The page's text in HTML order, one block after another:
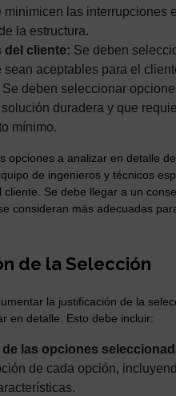
minimicen las interrupciones
la estructura.
del cliente: Se deben
sean aceptables para el
Se deben seleccionar
duradera y que
mínimo.
opciones a analizar en detalle
de ingenieros y técnicos
cliente. Se debe llegar a un
consideran más adecuadas
de la Selección
la justificación de la
en detalle. Esto debe incluir:
las opciones
de cada opción,